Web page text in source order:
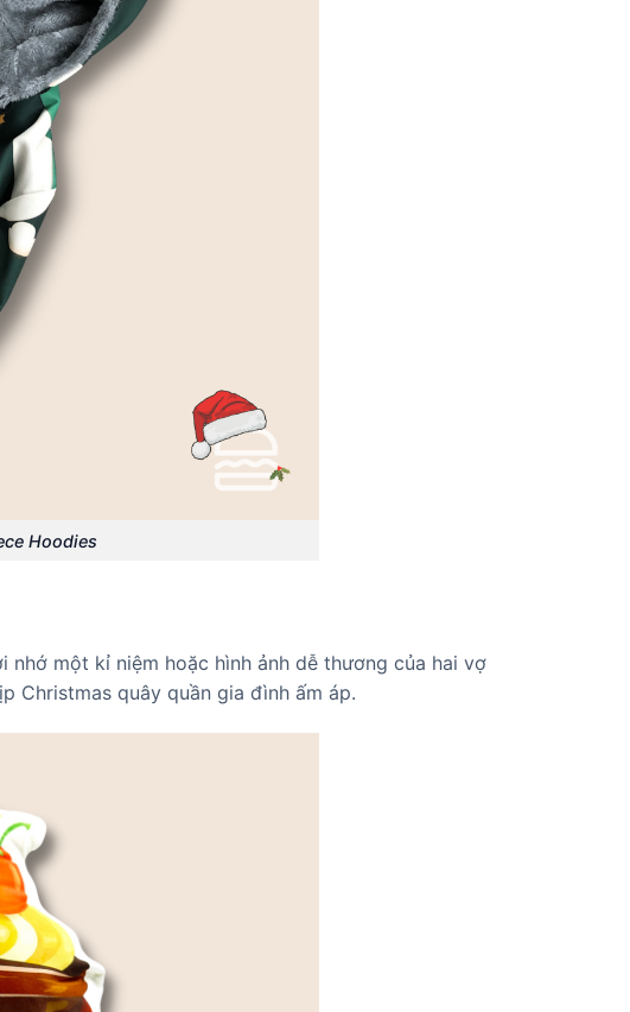
Hoodies
nhớ một kỉ niệm hoặc hình ảnh dễ thương của hai vợ
Christmas quây quần gia đình ấm áp.